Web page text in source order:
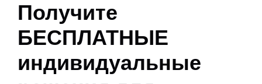
Получите
БЕСПЛАТНЫЕ
индивидуальные